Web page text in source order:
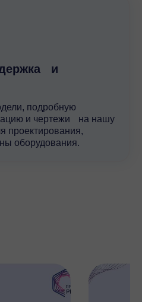
и
подробную
и чертежи на нашу
проектирования,
оборудования.